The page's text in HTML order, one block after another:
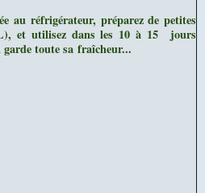
au réfrigérateur, préparez de petites
et utilisez dans les 10 à 15 jours
toute sa fraîcheur...